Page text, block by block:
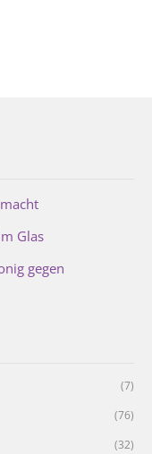
Glas
gegen
(7)
(76)
(32)